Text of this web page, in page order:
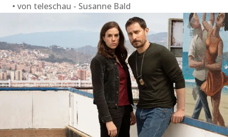
von teleschau - Susanne Bald